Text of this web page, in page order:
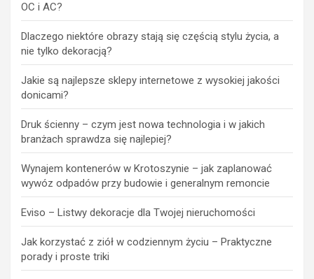
OC i AC?
Dlaczego niektóre obrazy stają się częścią stylu życia, a
nie tylko dekoracją?
Jakie są najlepsze sklepy internetowe z wysokiej jakości
donicami?
Druk ścienny – czym jest nowa technologia i w jakich
branżach sprawdza się najlepiej?
Wynajem kontenerów w Krotoszynie – jak zaplanować
wywóz odpadów przy budowie i generalnym remoncie
Eviso – Listwy dekoracje dla Twojej nieruchomości
Jak korzystać z ziół w codziennym życiu – Praktyczne
porady i proste triki